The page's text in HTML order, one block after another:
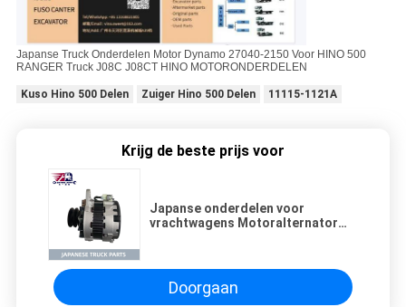
Japanse Truck Onderdelen Motor Dynamo 27040-2150 Voor HINO 500
RANGER Truck J08C J08CT HINO MOTORONDERDELEN
Kuso Hino 500 Delen Zuiger Hino 500 Delen 11115-1121A
Krijg de beste prijs voor
Japanse onderdelen voor
vrachtwagens Motoralternator
MOTOR PARTS
Doorgaan